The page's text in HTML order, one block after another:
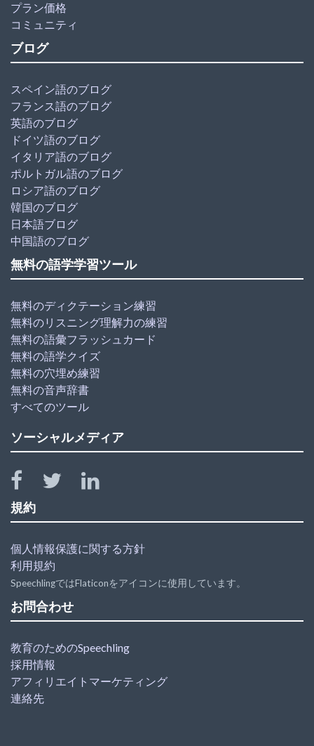
プラン価格
コミュニティ
ブログ
スペイン語のブログ
フランス語のブログ
英語のブログ
ドイツ語のブログ
イタリア語のブログ
ポルトガル語のブログ
ロシア語のブログ
韓国のブログ
日本語ブログ
中国語のブログ
無料の語学学習ツール
無料のディクテーション練習
無料のリスニング理解力の練習
無料の語彙フラッシュカード
無料の語学クイズ
無料の穴埋め練習
無料の音声辞書
すべてのツール
ソーシャルメディア
規約
個人情報保護に関する方針
利用規約
SpeechlingではFlaticonをアイコンに使用しています。
お問合わせ
教育のためのSpeechling
採用情報
アフィリエイトマーケティング
連絡先